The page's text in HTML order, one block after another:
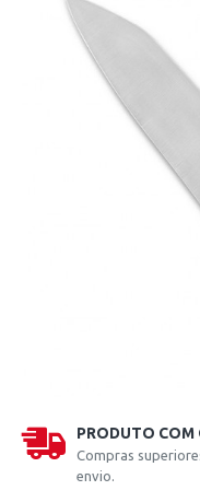
PRODUTO COM
Compras
envio.